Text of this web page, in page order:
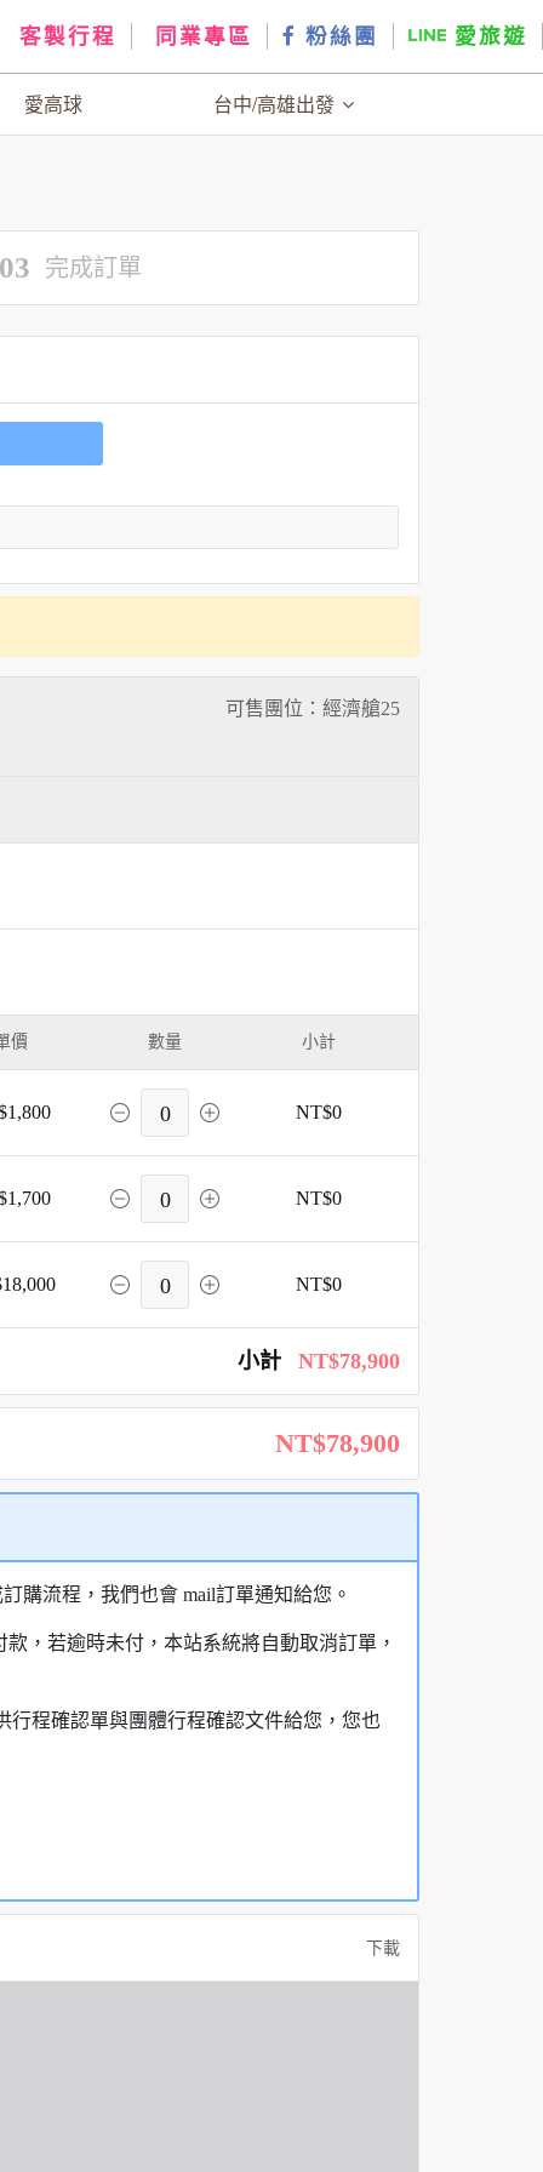
客製行程 同業專區 粉絲團 愛旅遊
愛高球 台中/高雄出發
完成訂單
可售團位：經濟艙25
價 數量 小計
0 NT$0
0 NT$0
0 NT$0
小計 NT$78,900
NT$78,900
購流程，我們也會 mail訂單通知給您。
，若逾時未付，本站系統將自動取消訂單，
行程確認單與團體行程確認文件給您，您也
下載